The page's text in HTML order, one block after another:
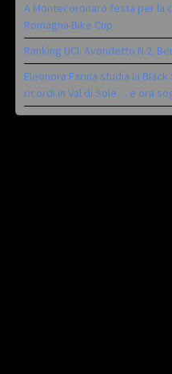
A Montecoronaro festa per la
Romagna Bike Cup
Ranking UCI: Avondetto N.2.
Eleonora Farina studia la Black
ricordi in Val di Sole… e ora